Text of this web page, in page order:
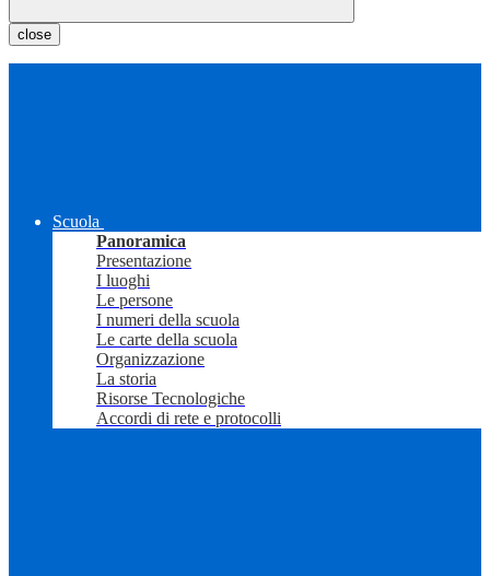
close
Scuola
Panoramica
Presentazione
I luoghi
Le persone
I numeri della scuola
Le carte della scuola
Organizzazione
La storia
Risorse Tecnologiche
Accordi di rete e protocolli